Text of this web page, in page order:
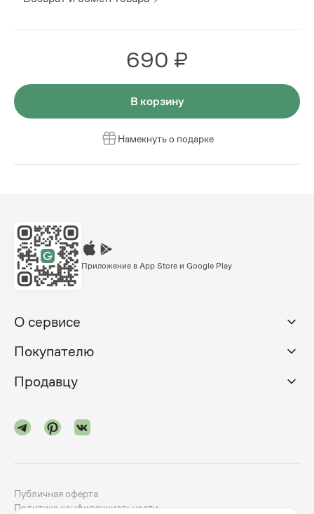
690 ₽
В корзину
Намекнуть о подарке
Приложение в App Store и Google Play
О сервисе
Покупателю
Продавцу
Публичная оферта
Политика конфиденциальности